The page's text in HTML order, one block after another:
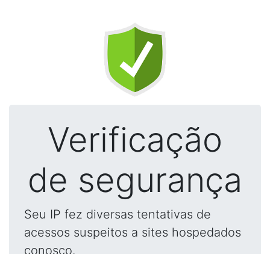
Verificação
de segurança
Seu IP fez diversas tentativas de
acessos suspeitos a sites hospedados
conosco.